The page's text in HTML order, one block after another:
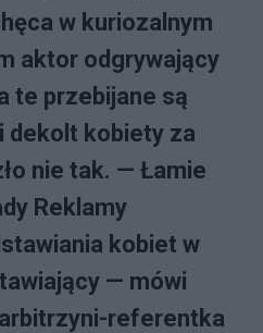
w kuriozalnym
aktor odgrywający
te przebijane są
dekolt kobiety za
nie tak. — Łamie
Reklamy
kobiet w
— mówi
referentka